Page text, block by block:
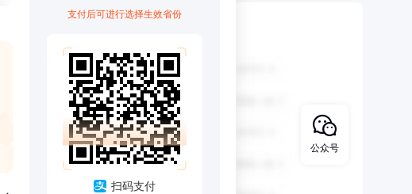
支付后可进行选择生效省份
扫码支付
公众号